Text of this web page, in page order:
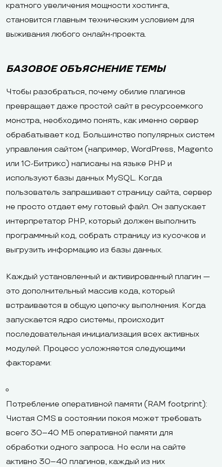
кратного увеличения мощности хостинга,
становится главным техническим условием для
выживания любого онлайн-проекта.
БАЗОВОЕ ОБЪЯСНЕНИЕ ТЕМЫ
Чтобы разобраться, почему обилие плагинов
превращает даже простой сайт в ресурсоемкого
монстра, необходимо понять, как именно сервер
обрабатывает код. Большинство популярных систем
управления сайтом (например, WordPress, Magento
или 1С-Битрикс) написаны на языке PHP и
используют базы данных MySQL. Когда
пользователь запрашивает страницу сайта, сервер
не просто отдает ему готовый файл. Он запускает
интерпретатор PHP, который должен выполнить
программный код, собрать страницу из кусочков и
выгрузить информацию из базы данных.
Каждый установленный и активированный плагин —
это дополнительный массив кода, который
встраивается в общую цепочку выполнения. Когда
запускается ядро системы, происходит
последовательная инициализация всех активных
модулей. Процесс усложняется следующими
факторами:
Потребление оперативной памяти (RAM footprint):
Чистая CMS в состоянии покоя может требовать
всего 30–40 МБ оперативной памяти для
обработки одного запроса. Но если на сайте
активно 30–40 плагинов, каждый из них